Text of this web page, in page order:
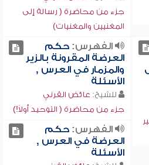
جزء من محاضرة ( رسالة إلى
المغنيين والمغنيات)
الفهرس:حكم
العرضة المقرونة بالزير
والمزمار في العرس ,
الأسئلة
للشيخ: عائض القرني
جزء من محاضرة ( التوحيد أولاً!)
الفهرس:حكم
العرضة في العرس ,
الأسئلة